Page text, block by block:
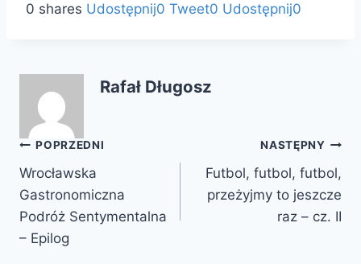
0 shares Udostępnij0 Tweet0 Udostępnij0
Rafał Długosz
Nawigacja
wpisu
POPRZEDNI
Wrocławska
Gastronomiczna
Podróż Sentymentalna
– Epilog
NASTĘPNY
Futbol, futbol, futbol,
przeżyjmy to jeszcze
raz – cz. II